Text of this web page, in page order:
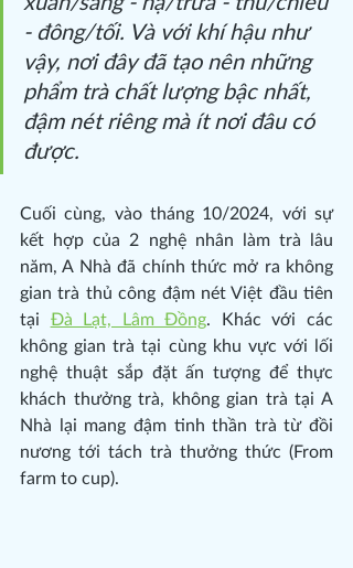
- đông/tối. Và với khí hậu như
vậy, nơi đây đã tạo nên những
phẩm trà chất lượng bậc nhất,
đậm nét riêng mà ít nơi đâu có
được.
Cuối cùng, vào tháng 10/2024, với sự
kết hợp của 2 nghệ nhân làm trà lâu
năm, A Nhà đã chính thức mở ra không
gian trà thủ công đậm nét Việt đầu tiên
tại Đà Lạt, Lâm Đồng. Khác với các
không gian trà tại cùng khu vực với lối
nghệ thuật sắp đặt ấn tượng để thực
khách thưởng trà, không gian trà tại A
Nhà lại mang đậm tinh thần trà từ đồi
nương tới tách trà thưởng thức (From
farm to cup).